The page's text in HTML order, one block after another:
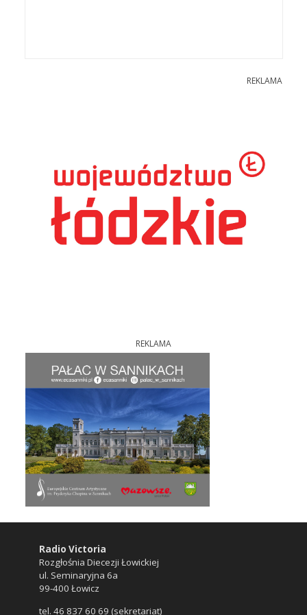
REKLAMA
REKLAMA
Radio Victoria
Rozgłośnia Diecezji Łowickiej
ul. Seminaryjna 6a
99-400 Łowicz
tel. 46 837 60 69 (sekretariat)